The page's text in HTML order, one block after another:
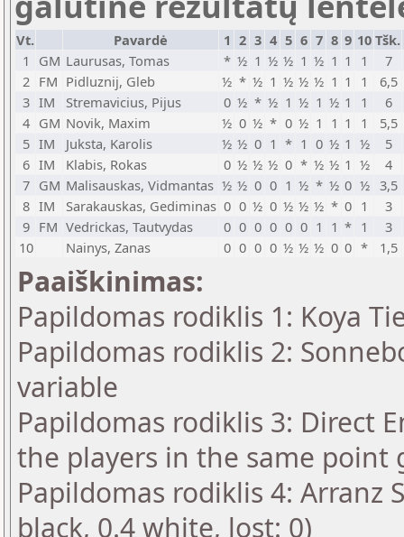
Vt. Pavardė 1 2 3 4 5 6 7 8 9 10 Tšk.
1
GM Laurusas, Tomas * ½ 1 ½ ½ 1 ½ 1 1 1
7
2 FM Pidluznij, Gleb ½ * ½ 1 ½ ½ ½ 1 1 1
6,5
3 IM Stremavicius, Pijus 0 ½ * ½ 1 ½ 1 ½ 1 1
6
4 GM Novik, Maxim ½ 0 ½ * 0 ½ 1 1 1 1
5,5
5 IM Juksta, Karolis ½ ½ 0 1 * 1 0 ½ 1 ½
5
6 IM Klabis, Rokas 0 ½ ½ ½ 0 * ½ ½ 1 ½
4
7 GM Malisauskas, Vidmantas ½ ½ 0 0 1 ½ * ½ 0 ½ 3,5
8 IM Sarakauskas, Gediminas 0 0 ½ 0 ½ ½ ½ * 0 1
3
9 FM Vedrickas, Tautvydas 0 0 0 0 0 0 1 1 * 1
3
10
Nainys, Zanas 0 0 0 0 ½ ½ ½ 0 0 * 1,5
Paaiškinimas:
Papildomas rodiklis 1: Koya
Papildomas rodiklis 2:
variable
Papildomas rodiklis 3: Direct
the players in the same point
Papildomas rodiklis 4: Arranz
black, 0.4 white, lost: 0)